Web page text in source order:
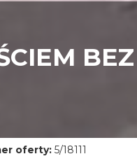
BEZ
oferty:5/18111